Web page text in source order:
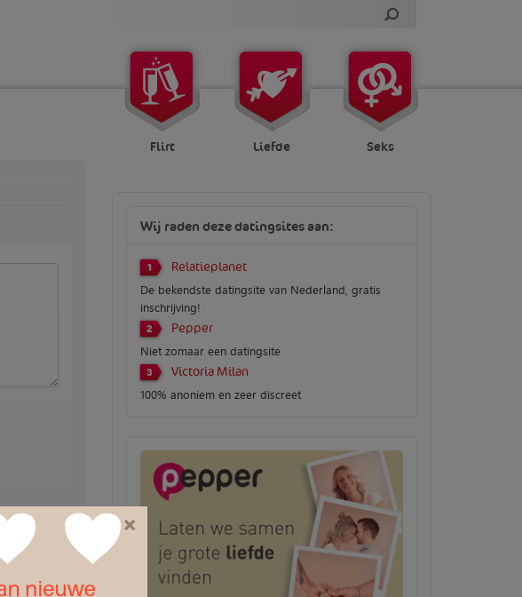
Flirt Liefde Seks
Wij raden deze datingsites aan:
1 Relatieplanet
De bekendste datingsite van Nederland, gratis
inschrijving!
2 Pepper
Niet zomaar een datingsite
3 Victoria Milan
100% anoniem en zeer discreet
×